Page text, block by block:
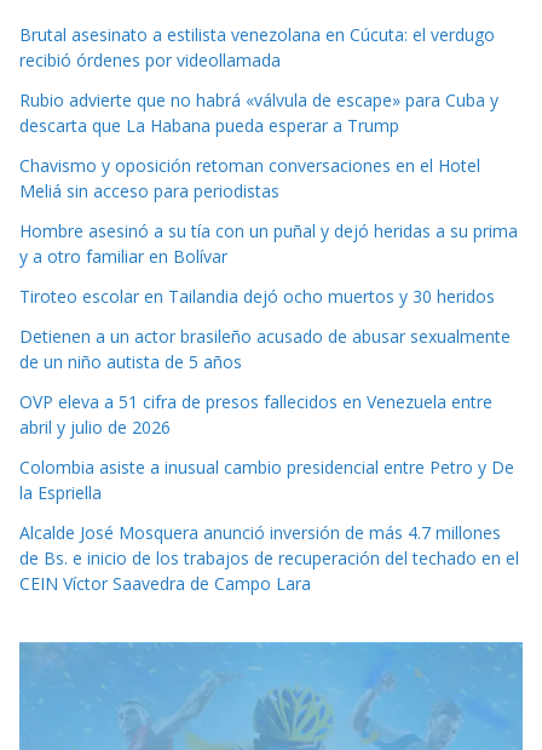
Brutal asesinato a estilista venezolana en Cúcuta: el verdugo
recibió órdenes por videollamada
Rubio advierte que no habrá «válvula de escape» para Cuba y
descarta que La Habana pueda esperar a Trump
Chavismo y oposición retoman conversaciones en el Hotel
Meliá sin acceso para periodistas
Hombre asesinó a su tía con un puñal y dejó heridas a su prima
y a otro familiar en Bolívar
Tiroteo escolar en Tailandia dejó ocho muertos y 30 heridos
Detienen a un actor brasileño acusado de abusar sexualmente
de un niño autista de 5 años
OVP eleva a 51 cifra de presos fallecidos en Venezuela entre
abril y julio de 2026
Colombia asiste a inusual cambio presidencial entre Petro y De
la Espriella
Alcalde José Mosquera anunció inversión de más 4.7 millones
de Bs. e inicio de los trabajos de recuperación del techado en el
CEIN Víctor Saavedra de Campo Lara